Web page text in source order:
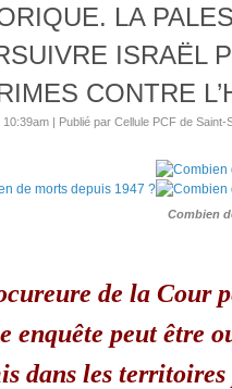
LA
ISRAËL
CONTRE
10:39am | Publié par Cellule PCF de Saint-
Combien
de la Cour
enquête peut être
dans les territoires